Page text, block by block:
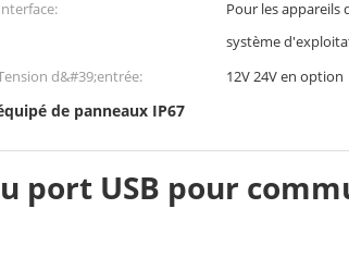
Pour les appareils
système
d&#39;entrée:
12V 24V en option
de panneaux IP67
port USB pour